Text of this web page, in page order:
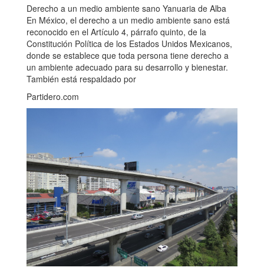
Derecho a un medio ambiente sano Yanuaria de Alba
En México, el derecho a un medio ambiente sano está
reconocido en el Artículo 4, párrafo quinto, de la
Constitución Política de los Estados Unidos Mexicanos,
donde se establece que toda persona tiene derecho a
un ambiente adecuado para su desarrollo y bienestar.
También está respaldado por
Partidero.com